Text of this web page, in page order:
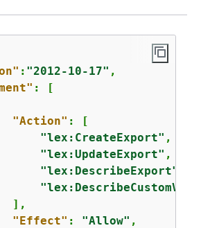
: "2012-10-17" ,
: [
"Action" : [
"lex:CreateExport" ,
"lex:UpdateExport" ,
"lex:DescribeExport"
],
"Effect" : "Allow" ,